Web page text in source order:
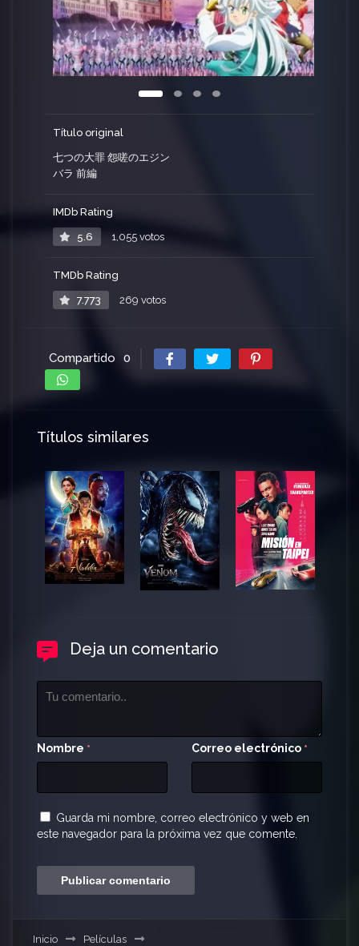
Título original
七つの大罪 怨嗟のエジン
バラ 前編
IMDb Rating
5.6 1,055 votos
TMDb Rating
7.773 269 votos
Compartido 0
Títulos similares
Deja un comentario
Nombre * Correo electrónico *
Guarda mi nombre, correo electrónico y web en
este navegador para la próxima vez que comente.
Inicio Películas